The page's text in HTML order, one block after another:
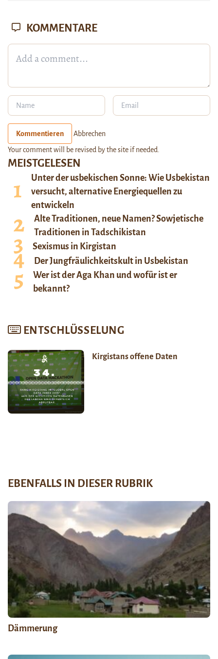
MEISTGELESEN
Unter der usbekischen Sonne: Wie Usbekistan
versucht, alternative Energiequellen zu
entwickeln
Alte Traditionen, neue Namen? Sowjetische
Traditionen in Tadschikistan
Sexismus in Kirgistan
Der Jungfräulichkeitskult in Usbekistan
Wer ist der Aga Khan und wofür ist er
bekannt?
ENTSCHLÜSSELUNG
Kirgistans offene Daten
KOMMENTARE
Kommentieren Abbrechen
Your comment will be revised by the site if needed.
EBENFALLS IN DIESER RUBRIK
Dämmerung